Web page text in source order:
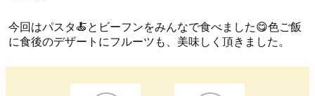
今回はパスタ🍝とビーフンをみんなで食べました😋色ご飯
に食後のデザートにフルーツも、美味しく頂きました。